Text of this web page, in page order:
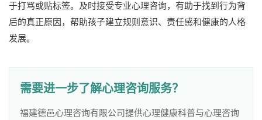
于打骂或贴标签。及时接受专业心理咨询，有助于找到行为背
后的真正原因，帮助孩子建立规则意识、责任感和健康的人格
发展。
需要进一步了解心理咨询服务？
福建德邑心理咨询有限公司提供心理健康科普与心理咨询